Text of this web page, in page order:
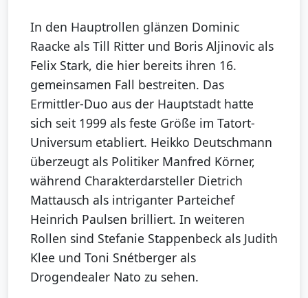
In den Hauptrollen glänzen Dominic
Raacke als Till Ritter und Boris Aljinovic als
Felix Stark, die hier bereits ihren 16.
gemeinsamen Fall bestreiten. Das
Ermittler-Duo aus der Hauptstadt hatte
sich seit 1999 als feste Größe im Tatort-
Universum etabliert. Heikko Deutschmann
überzeugt als Politiker Manfred Körner,
während Charakterdarsteller Dietrich
Mattausch als intriganter Parteichef
Heinrich Paulsen brilliert. In weiteren
Rollen sind Stefanie Stappenbeck als Judith
Klee und Toni Snétberger als
Drogendealer Nato zu sehen.